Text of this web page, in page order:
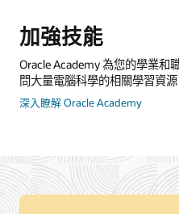
加強技能
Oracle Academy 為您的學業和
問大量電腦科學的相關學習資源
深入瞭解 Oracle Academy關